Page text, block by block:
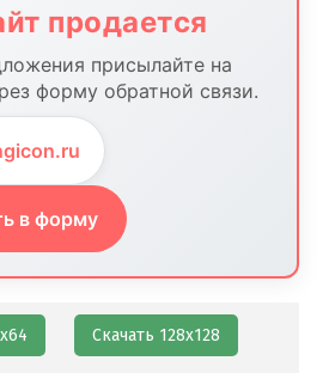
продается
присылайте на
форму обратной связи.
в форму
Скачать 128х128